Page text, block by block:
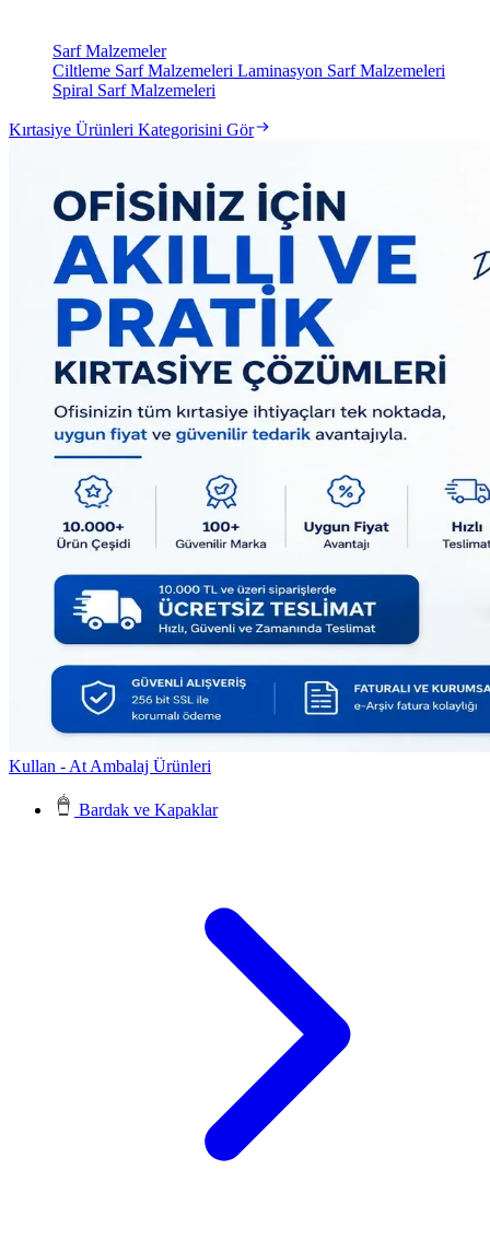
Sarf Malzemeler
Ciltleme Sarf Malzemeleri Laminasyon Sarf Malzemeleri
Spiral Sarf Malzemeleri
Kırtasiye Ürünleri Kategorisini Gör
Kullan - At Ambalaj Ürünleri
Bardak ve Kapaklar